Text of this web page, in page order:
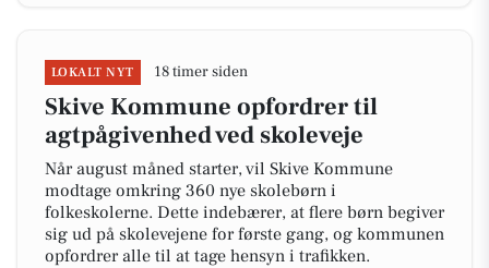
LOKALT NYT 18 timer siden
Skive Kommune opfordrer til
agtpågivenhed ved skoleveje
Når august måned starter, vil Skive Kommune
modtage omkring 360 nye skolebørn i
folkeskolerne. Dette indebærer, at flere børn begiver
sig ud på skolevejene for første gang, og kommunen
opfordrer alle til at tage hensyn i trafikken.